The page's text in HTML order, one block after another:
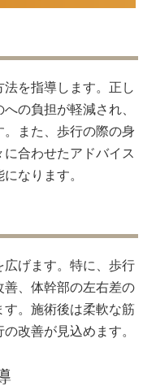
を指導します。正し
の負担が軽減され、
また、歩行の際の身
合わせたアドバイス
なります。
げます。特に、歩行
、体幹部の左右差の
。施術後は柔軟な筋
改善が見込めます。